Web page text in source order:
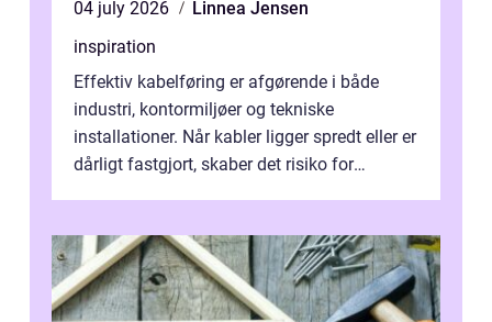
04 july 2026
Linnea Jensen
inspiration
Effektiv kabelføring er afgørende i både
industri, kontormiljøer og tekniske
installationer. Når kabler ligger spredt eller er
dårligt fastgjort, skaber det risiko for